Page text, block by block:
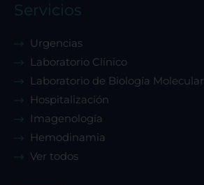
Servicios
Urgencias
Laboratorio Clínico
Laboratorio de Biología Molecular
Hospitalización
Imagenología
Hemodinamia
Ver todos